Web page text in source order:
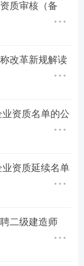
和城乡建设厅
施工企业在冀
质审核（备
改革新规解读
资质名单的公
资质延续名单
二级建造师